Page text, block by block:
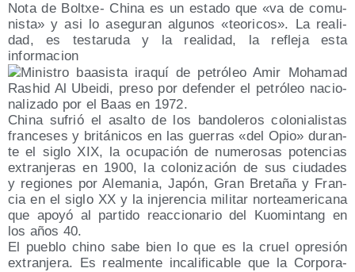
Nota de Boltxe- Chi­na es un esta­do que «va de comu­
nis­ta» y asi lo ase­gu­ran algu­nos «teo­ri­cos». La reali­
dad, es tes­ta­ru­da y la reali­dad, la refle­ja esta
informacion
Minis­tro baa­sis­ta ira­quí de petró­leo Amir Moha­mad
Rashid Al Ubei­di, pre­so por defen­der el petró­leo nacio­
na­li­za­do por el Baas en 1972.
Chi­na sufrió el asal­to de los ban­do­le­ros colo­nia­lis­tas
fran­ce­ses y bri­tá­ni­cos en las gue­rras «del Opio» duran­
te el siglo XIX, la ocu­pa­ción de nume­ro­sas poten­cias
extran­je­ras en 1900, la colo­ni­za­ción de sus ciu­da­des
y regio­nes por Ale­ma­nia, Japón, Gran Bre­ta­ña y Fran­
cia en el siglo XX y la inje­ren­cia mili­tar nor­te­ame­ri­ca­na
que apo­yó al par­ti­do reac­cio­na­rio del Kuo­min­tang en
los años 40.
El pue­blo chino sabe bien lo que es la cruel opre­sión
extran­je­ra. Es real­men­te inca­li­fi­ca­ble que la Cor­po­ra­